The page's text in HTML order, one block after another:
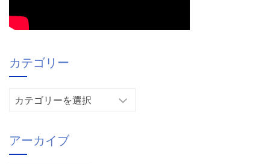
カテゴリー
リ
ー
アーカイブ